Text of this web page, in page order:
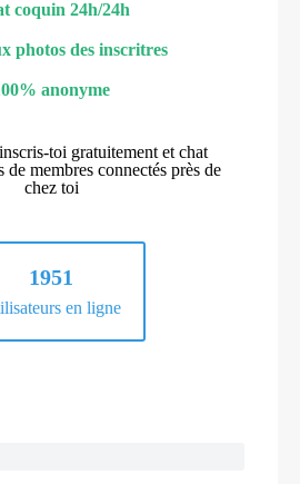
coquin 24h/24h
photos des inscritres
anonyme
toi gratuitement et chat
de membres connectés près de
chez toi
1951
en ligne